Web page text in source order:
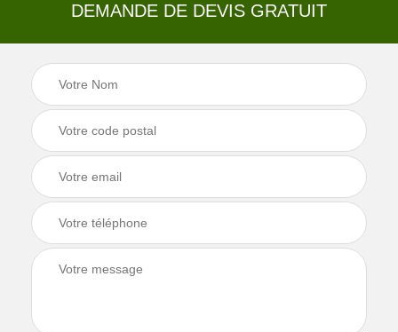
DEMANDE DE DEVIS GRATUIT